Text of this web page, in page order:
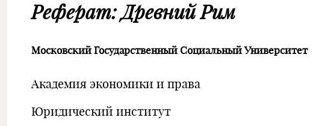
Реферат: Древний Рим
Московский Государственный Социальный Университет
Академия экономики и права
Юридический институт